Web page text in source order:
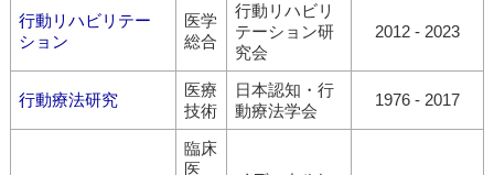
行動リハビリテー
ション
医学
総合
行動リハビリ
テーション研
究会
2012 - 2023
行動療法研究
医療
技術
日本認知・行
動療法学会
1976 - 2017
臨床
医